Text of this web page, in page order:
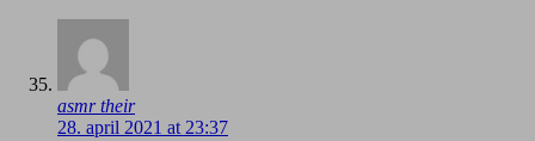
asmr their
28. april 2021 at 23:37